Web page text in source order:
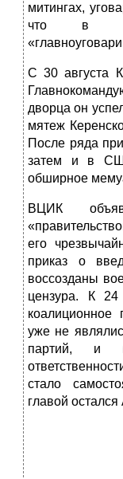
митин­гах,
что в
С 30 августа
дворца он
мятеж
После ряда
затем и в
обширное
ВЦИК
его
приказ о
воссозданы
цензура. К
коалиционное
уже не
партий, и
стало
главой